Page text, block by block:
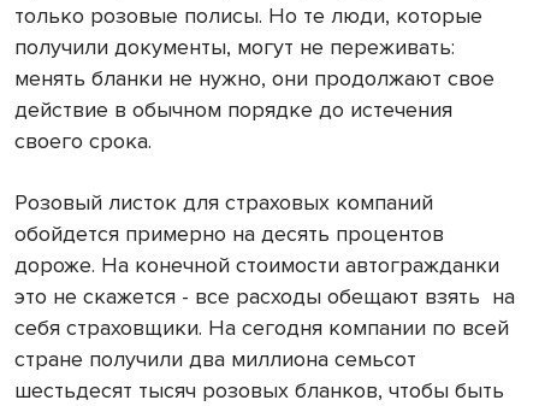
только розовые полисы. Но те люди, которые
получили документы, могут не переживать:
менять бланки не нужно, они продолжают свое
действие в обычном порядке до истечения
своего срока.
Розовый листок для страховых компаний
обойдется примерно на десять процентов
дороже. На конечной стоимости автогражданки
это не скажется - все расходы обещают взять на
себя страховщики. На сегодня компании по всей
стране получили два миллиона семьсот
шестьдесят тысяч розовых бланков, чтобы быть